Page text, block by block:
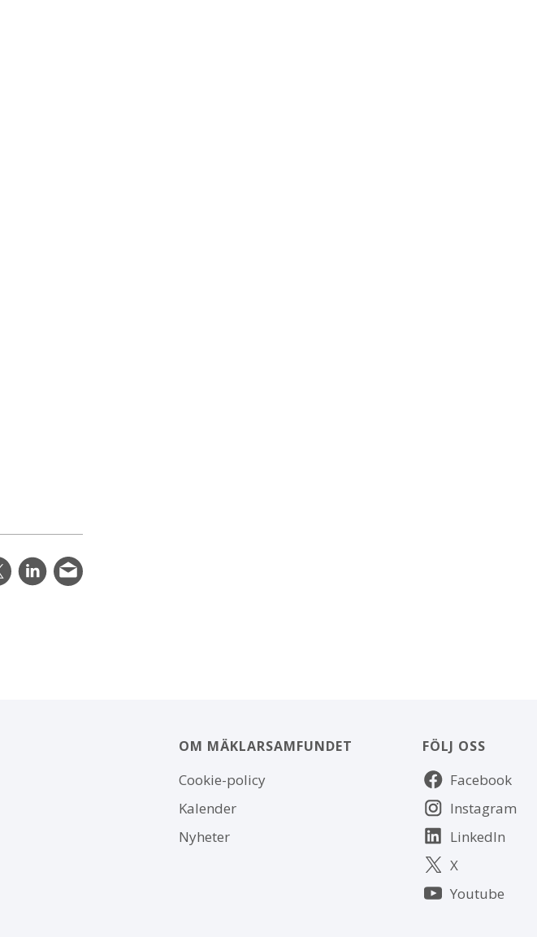
OM MÄKLARSAMFUNDET
Om
Cookie-policy
Kalender
Nyheter
FÖLJ OSS
Följ
oss
Facebook
Instagram
LinkedIn
X
Youtube